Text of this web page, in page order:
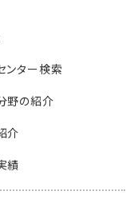
ンター検索
野の紹介
介
績